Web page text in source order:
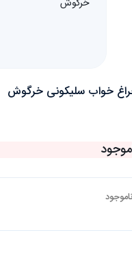
خواب سلیکونی خرگوش
ناموجود